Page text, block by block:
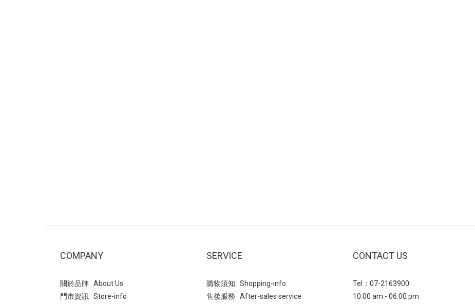
COMPANY
關於品牌 About Us
門市資訊 Store-info
SERVICE
購物須知 Shopping-info
售後服務 After-sales service
CONTACT US
Tel：07-2163900
10:00 am - 06:00 pm